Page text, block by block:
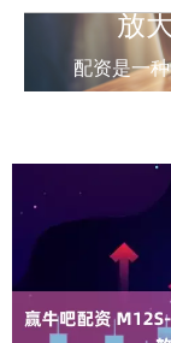
放
配资是一